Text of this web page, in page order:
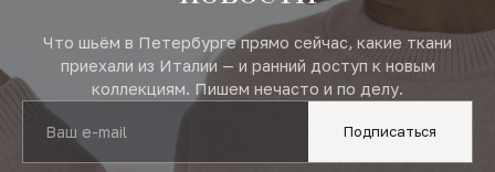
Что шьём в Петербурге прямо сейчас, какие ткани
приехали из Италии — и ранний доступ к новым
коллекциям. Пишем нечасто и по делу.
Подписаться